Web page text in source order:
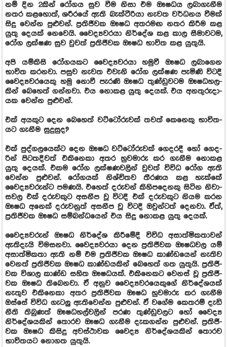
නම් දින 2කින් රෝගය සුව වීම නිසා එම ඖෂ­ධය ලබා­ගැ­නීම
නතර කළ­හොත්, ශරී­රයේ ඇති බැක්ටී­රියා නැවත වර්ධ­නය වීමක්
සිදු වෙන්න පුළු­වන්. ප්‍රති­ජී­වක ඖෂධ අත­ර­මඟ නතර කිරීම කළ
යුතු දෙයක් නෙවෙයි. වෛද්‍ය­ව­රයා නිර්දේශ කළ කාල සීමා­ව­ටම,
රෝග ලක්ෂණ සුව වුවත් ප්‍රති­ජී­වක ඖෂධ භාවිත කළ යුතුයි.
අපි යම්කිසි රෝග­ය­කට වෛද්‍ය­ව­රයා හමුවී ඖෂධ ලබා­ගෙන
භාවිත කර­නවා. පසුව නැවත එවැනි රෝග ලක්ෂණ පැමිණි විටදී
වෛද්‍ය­ව­ර­යෙකු හමු නොවී පැරණි ඖෂධ තුණ්ඩු­ව­ටම ඖෂ­ධ­හ­ල­
කින් බෙහෙත් ගන්නවා. එය නොකළ යුතු දෙයක්. එය අන­තු­රු­දා­
යක වෙන්න පුළු­වන්.
එක් අය­කුට දෙන බෙහෙත් වට්ටෝ­රු­වක් තවත් කෙනෙකු භාවි­ත­
යට ගැනීම සුදු­සුද?
එක් පුද්ග­ල­යෙක්ට දෙන ඖෂධ වට්ටෝ­රු­වක් ගෙද­රදී හෝ ගෙද­
රින් පිට­ත­දී­වත් එකි­නෙකා අතර හුව­මාරු කර ගැනීම නොකළ
යුතු දෙයක්. එකම රෝග ලක්ෂ­ණ­ව­ලින් වුවත් විවිධ රෝග ඇති
වෙන්න පුළු­වන්. රෝග­යක් නිශ්චි­තව තීර­ණය කළ හැක්කේ
වෛද්‍ය­ව­රුන්ට පම­ණයි. එහෙත් දරු­වන් කිහි­ප­දෙ­නකු සිටින නිවා­
ස­වල එක් දරු­ව­කුට අස­නීප වූ විටදී එක් දරු­ව­කුට නියම කරන
ඖෂධ අනෙක් දරු­ව­නුත් අස­නීප වූ විටදී ඔවු­න්ටත් දෙනවා. ඒත්,
ප්‍රති­ජී­වක ඖෂධ සම්බ­න්ධ­යෙන් එය සිදු නොකළ යුතු දෙයක්.
වෛද්‍ය­ව­රුන් ඖෂධ නිර්දේශ කිරී­මේදී විවිධ අසා­ත්මි­ක­තා­වන්
ඇති­දැයි විම­ස­නවා. වෛද්‍ය­ව­රයා දෙන ප්‍රති­ජී­වක ඖෂ­ධ­වල යම්
අසා­ත්මි­කතා ඇති නම් එම ප්‍රති­ජී­වක ඖෂධ කාණ්ඩ­යෙන් නැතිව
වෙනත් ප්‍රති­ජී­වක ඖෂධ කාණ්ඩ­ය­කින් බෙහෙත් ගත යුතුයි. ප්‍රති­ජී­
වක විශාල කාණ්ඩ සහිත ඖෂ­ධ­යක්. එකි­නෙ­කට වෙනස් වූ ප්‍රති­ජී­
වක ඖෂධ තිබෙ­නවා. ඒ අනුව වෛද්‍ය­ව­ර­යෙ­කුගේ නිර්දේ­ශ­යක්
නැතුව එකි­නෙකා අතර ප්‍රති­ජී­වක ඖෂධ හුව­මාරු කර ගැනීම
ඔස්සේ විවිධ ගැට­ලු‍ ­ඇ­ති­වෙන්න පුළු­වන්. ඒ වගේම කෙත­රම් දැඩි
නීති තිබු­ණත් ඖෂ­ධ­හ­ල්ව­ලින් පරණ තුණ්ඩු­ව­ලට හෝ වෛද්‍ය
නිර්දේ­ශ­ය­කින් තොරව ඖෂධ ගැනීම දැක­ගන්න පුළු­වන්. ප්‍රති­ජී­
වක ඖෂධ කිසිදු අව­ස්ථා­වක වෛද්‍ය නිර්දේ­ශ­ය­කින් තොරව
භාවි­ත­යට නොගත යුතුයි.